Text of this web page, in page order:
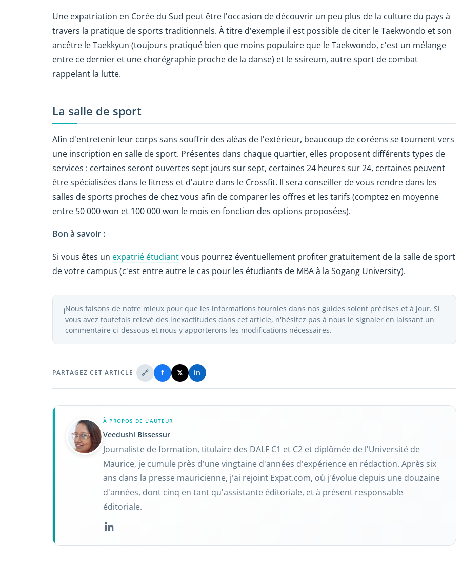
Une expatriation en Corée du Sud peut être l'occasion de découvrir un peu plus de la culture du pays à
travers la pratique de sports traditionnels. À titre d'exemple il est possible de citer le Taekwondo et son
ancêtre le Taekkyun (toujours pratiqué bien que moins populaire que le Taekwondo, c'est un mélange
entre ce dernier et une chorégraphie proche de la danse) et le ssireum, autre sport de combat
rappelant la lutte.
La salle de sport
Afin d'entretenir leur corps sans souffrir des aléas de l'extérieur, beaucoup de coréens se tournent vers
une inscription en salle de sport. Présentes dans chaque quartier, elles proposent différents types de
services : certaines seront ouvertes sept jours sur sept, certaines 24 heures sur 24, certaines peuvent
être spécialisées dans le fitness et d'autre dans le Crossfit. Il sera conseiller de vous rendre dans les
salles de sports proches de chez vous afin de comparer les offres et les tarifs (comptez en moyenne
entre 50 000 won et 100 000 won le mois en fonction des options proposées).
Bon à savoir :
Si vous êtes un expatrié étudiantvous pourrez éventuellement profiter gratuitement de la salle de sport
de votre campus (c'est entre autre le cas pour les étudiants de MBA à la Sogang University).
ℹ️Nous faisons de notre mieux pour que les informations fournies dans nos guides soient précises et à jour. Si
vous avez toutefois relevé des inexactitudes dans cet article, n'hésitez pas à nous le signaler en laissant un
commentaire ci-dessous et nous y apporterons les modifications nécessaires.
PARTAGEZ CET ARTICLE 🔗 f 𝕏 in
À PROPOS DE L'AUTEUR
Veedushi Bissessur
Journaliste de formation, titulaire des DALF C1 et C2 et diplômée de l'Université de
Maurice, je cumule près d'une vingtaine d'années d'expérience en rédaction. Après six
ans dans la presse mauricienne, j'ai rejoint Expat.com, où j'évolue depuis une douzaine
d'années, dont cinq en tant qu'assistante éditoriale, et à présent responsable
éditoriale.